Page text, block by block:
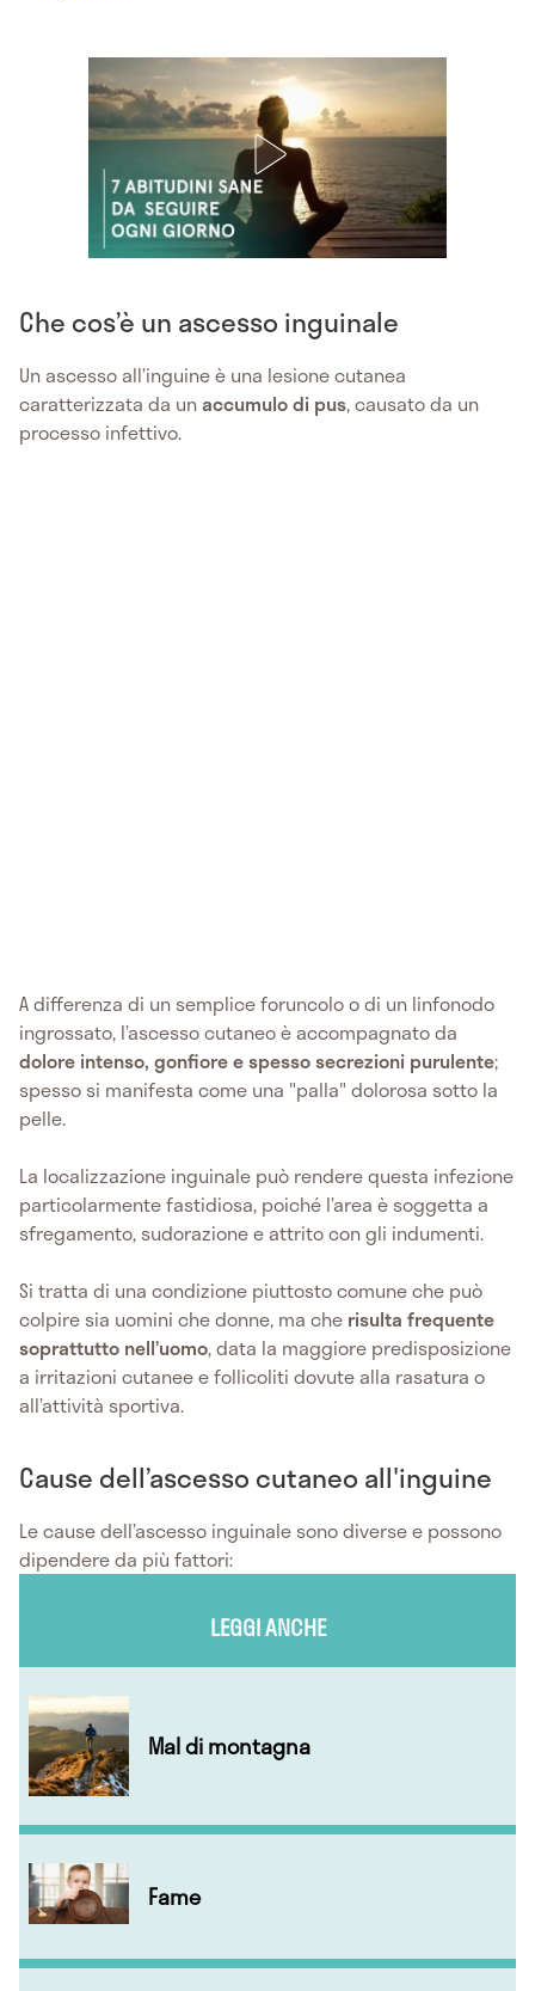
Che cos’è un ascesso inguinale
Un ascesso all’inguine è una lesione cutanea
caratterizzata da unaccumulo di pus, causato da un
processo infettivo.
A differenza di un semplice foruncolo o di un linfonodo
ingrossato, l’ascesso cutaneo è accompagnato da
dolore intenso, gonfiore e spesso secrezioni purulente;
spesso si manifesta come una "palla" dolorosa sotto la
pelle.
La localizzazione inguinale può rendere questa infezione
particolarmente fastidiosa, poiché l’area è soggetta a
sfregamento, sudorazione e attrito con gli indumenti.
Si tratta di una condizione piuttosto comune che può
colpire sia uomini che donne, ma che risulta frequente
soprattutto nell’uomo, data la maggiore predisposizione
a irritazioni cutanee e follicoliti dovute alla rasatura o
all’attività sportiva.
Cause dell’ascesso cutaneo all'inguine
Le cause dell’ascesso inguinale sono diverse e possono
dipendere da più fattori:
LEGGI ANCHE
Mal di montagna
Fame